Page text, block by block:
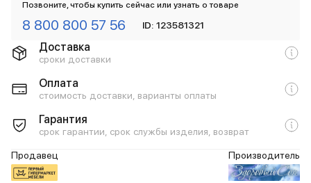
Позвоните, чтобы купить сейчас или узнать о товаре
8 800 800 57 56 ID: 123581321
Доставка
сроки доставки
Оплата
стоимость доставки, варианты оплаты
Гарантия
срок гарантии, срок службы изделия, возврат
Продавец Производитель